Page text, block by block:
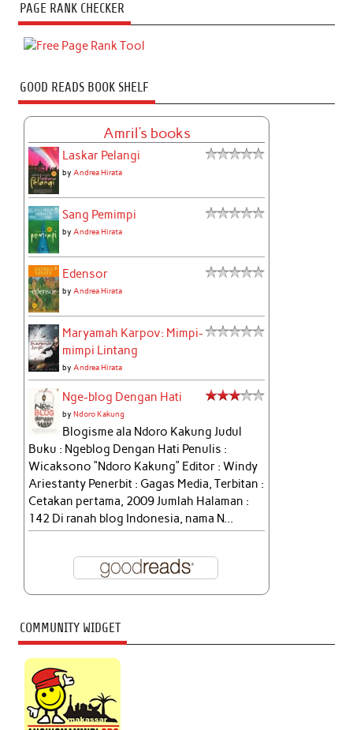
PAGE RANK CHECKER
GOOD READS BOOK SHELF
Amril's books
Laskar Pelangi
byAndrea Hirata
Sang Pemimpi
byAndrea Hirata
Edensor
byAndrea Hirata
Maryamah Karpov: Mimpi-
mimpi Lintang
byAndrea Hirata
Nge-blog Dengan Hati
byNdoro Kakung
Blogisme ala Ndoro Kakung Judul
Buku : Ngeblog Dengan Hati Penulis :
Wicaksono “Ndoro Kakung” Editor : Windy
Ariestanty Penerbit : Gagas Media, Terbitan :
Cetakan pertama, 2009 Jumlah Halaman :
142 Di ranah blog Indonesia, nama N...
COMMUNITY WIDGET